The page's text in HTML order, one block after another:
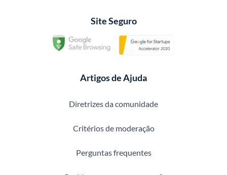
Site Seguro
Artigos de Ajuda
Diretrizes da comunidade
Critérios de moderação
Perguntas frequentes